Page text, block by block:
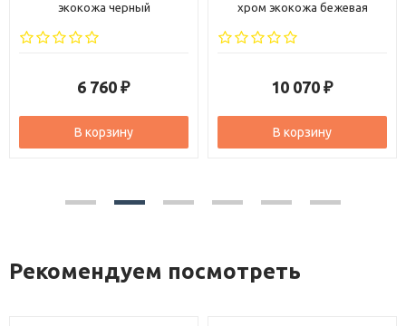
экокожа черный
6 760 ₽
В корзину
хром экокожа бежевая
10 070 ₽
В корзину
Рекомендуем посмотреть